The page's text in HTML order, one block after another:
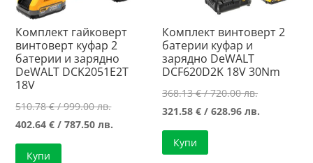
Комплект гайковерт
винтоверт куфар 2
батерии и зарядно
DeWALT DCK2051E2T
18V
510.78€/ 999.00 лв.Original
price
402.64€ / 787.50 лв.
Купи
Комплект винтоверт 2
батерии куфар и
зарядно DeWALT
DCF620D2K 18V 30Nm
368.13€/ 720.00 лв.Original
price
321.58€ / 628.96 лв.
Купи